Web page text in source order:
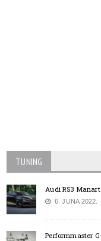
TUNING
Audi RS3
6. JUNA 2022.
Performmaster